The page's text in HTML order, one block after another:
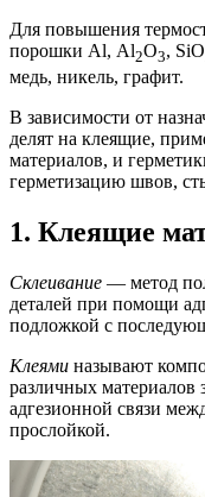
Для повышения
порошки Аl, Аl2О3, SiO
медь, никель, графит.
В зависимости от
делят на клеящие,
материалов, и
герметизацию швов,
1. Клеящие
Склеивание — метод
деталей при помощи
подложкой с
Клеями называют
различных материалов
адгезионной связи
прослойкой.